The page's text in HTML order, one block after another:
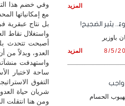
وفي خضم هذا
مع إمكانياتها
بل نتاج عبقرية
واستغلال نقاط
أصبحت تتحدث
العدو، وبدلاً من
واستهدفت
ساحة لاختبار
التفوق
شريان حياة
ومن هنا انتقلت
المزيد
يثير الضجيج!
باوزير
المزيد 8/5/
واجب
الحسام